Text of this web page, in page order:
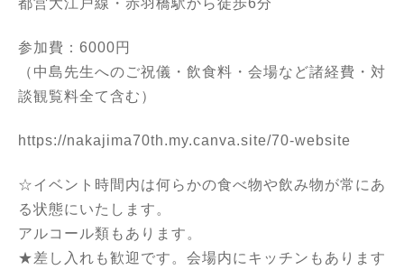
都営大江戸線・赤羽橋駅から徒歩6分
参加費：6000円
（中島先生へのご祝儀・飲食料・会場など諸経費・対
談観覧料全て含む）
https://nakajima70th.my.canva.site/70-website
☆イベント時間内は何らかの食べ物や飲み物が常にあ
る状態にいたします。
アルコール類もあります。
★差し入れも歓迎です。会場内にキッチンもあります